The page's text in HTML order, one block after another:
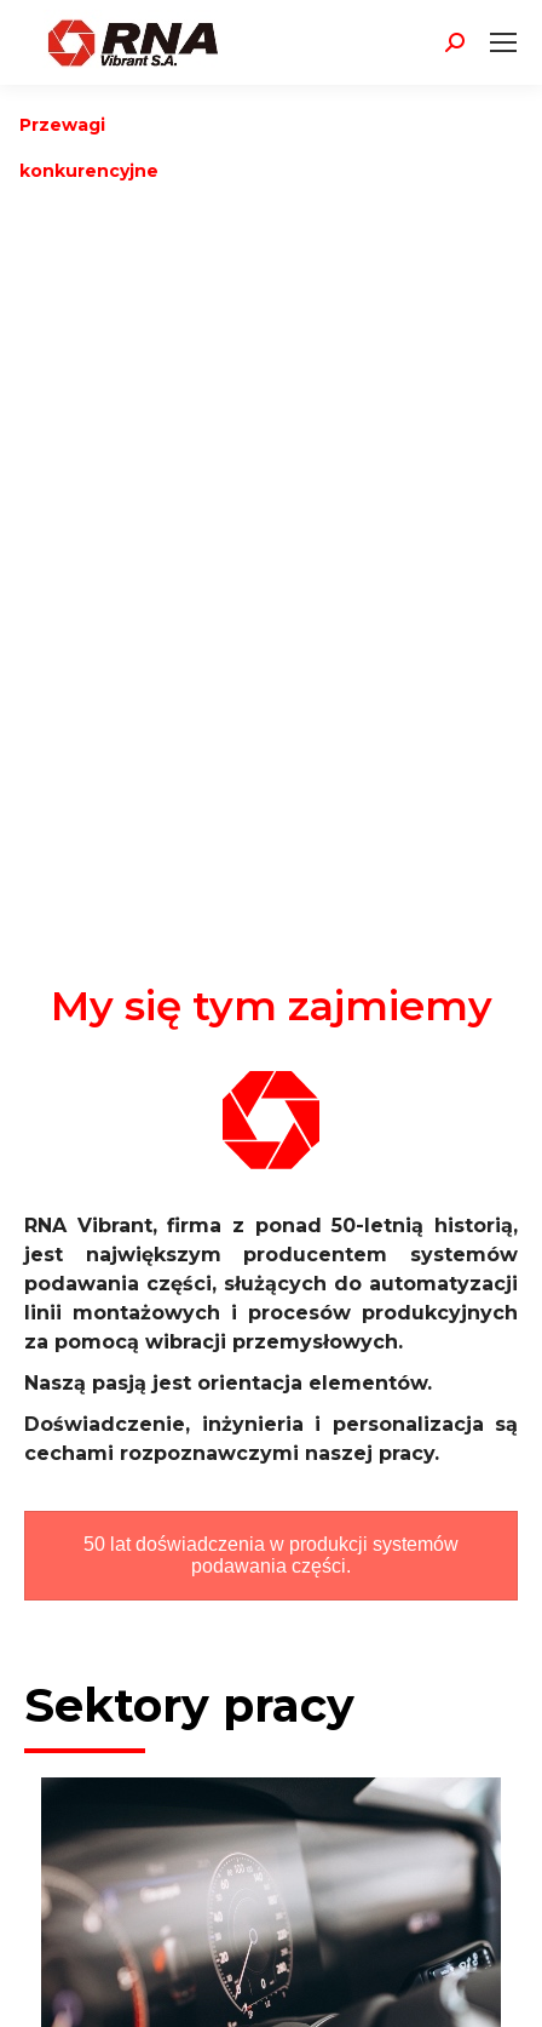
Szukaj:
Przewagi
konkurencyjne
My się tym zajmiemy
RNA Vibrant, firma z ponad 50-letnią historią,
jest największym producentem systemów
podawania części, służących do automatyzacji
linii montażowych i procesów produkcyjnych
za pomocą wibracji przemysłowych.
Naszą pasją jest orientacja elementów.
Doświadczenie, inżynieria i personalizacja są
cechami rozpoznawczymi naszej pracy.
50 lat doświadczenia w produkcji systemów
podawania części.
Sektory pracy